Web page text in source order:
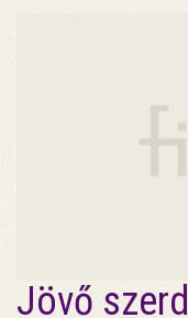
Jövő